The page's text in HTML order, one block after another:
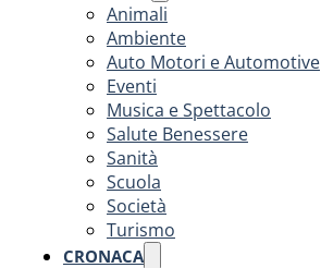
Animali
Ambiente
Auto Motori e Automotive
Eventi
Musica e Spettacolo
Salute Benessere
Sanità
Scuola
Società
Turismo
CRONACA